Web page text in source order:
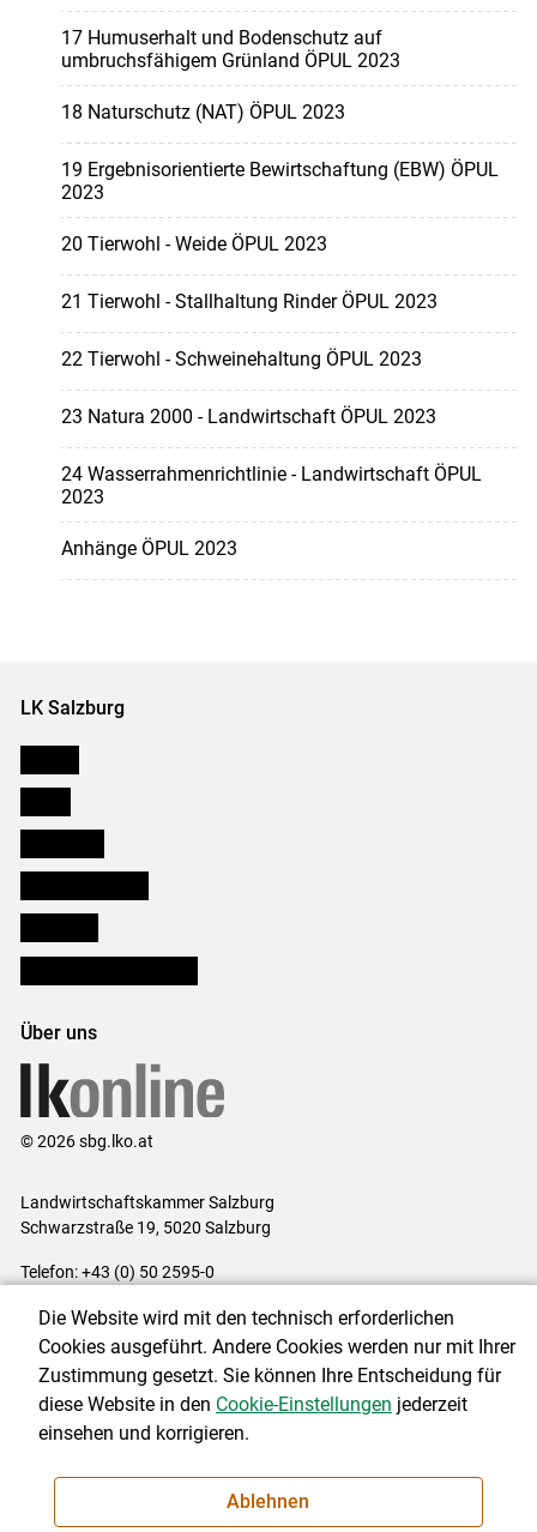
17 Humuserhalt und Bodenschutz auf
umbruchsfähigem Grünland ÖPUL 2023
18 Naturschutz (NAT) ÖPUL 2023
19 Ergebnisorientierte Bewirtschaftung (EBW) ÖPUL
2023
20 Tierwohl - Weide ÖPUL 2023
21 Tierwohl - Stallhaltung Rinder ÖPUL 2023
22 Tierwohl - Schweinehaltung ÖPUL 2023
23 Natura 2000 - Landwirtschaft ÖPUL 2023
24 Wasserrahmenrichtlinie - Landwirtschaft ÖPUL
2023
Anhänge ÖPUL 2023
LK Salzburg
Über uns
© 2026 sbg.lko.at
Landwirtschaftskammer Salzburg
Schwarzstraße 19, 5020 Salzburg
Telefon: +43 (0) 50 2595-0
Impressum|Kontakt|Datenschutzerklärung|Barrierefreiheit|
Cookie-Einstellungen
NEWSLETTER
Die Website wird mit den technisch erforderlichen
Cookies ausgeführt. Andere Cookies werden nur mit Ihrer
Zustimmung gesetzt. Sie können Ihre Entscheidung für
diese Website in den Cookie-Einstellungen jederzeit
einsehen und korrigieren.
Ablehnen